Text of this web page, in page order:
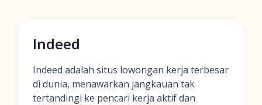
Indeed
Indeed adalah situs lowongan kerja terbesar
di dunia, menawarkan jangkauan tak
tertandingi ke pencari kerja aktif dan